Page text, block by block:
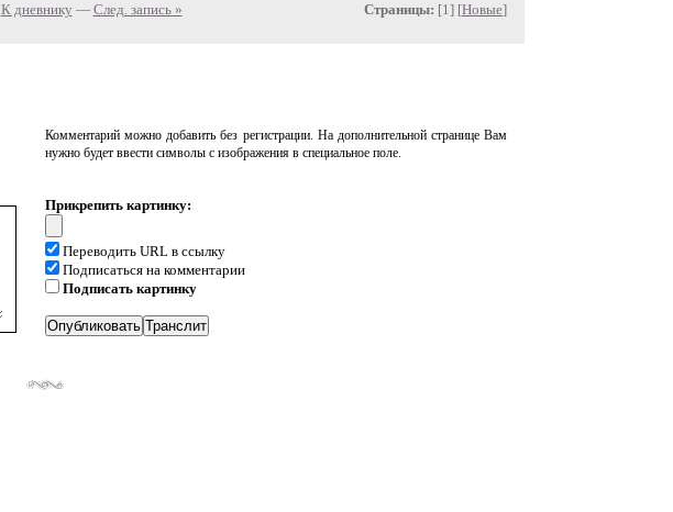
К дневнику — След. запись » Страницы: [1] [Новые]
Комментарий можно добавить без регистрации. На дополнительной странице Вам
нужно будет ввести символы с изображения в специальное поле.
Прикрепить картинку:
Переводить URL в ссылку
Подписаться на комментарии
Подписать картинку